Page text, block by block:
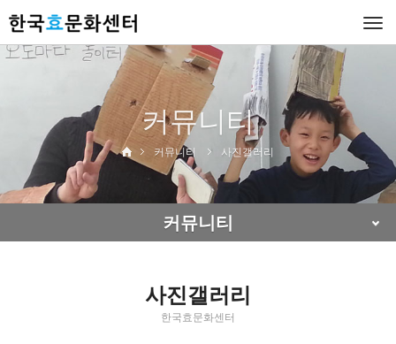
커뮤니티
커뮤니티 사진갤러리
커뮤니티
사진갤러리
한국효문화센터